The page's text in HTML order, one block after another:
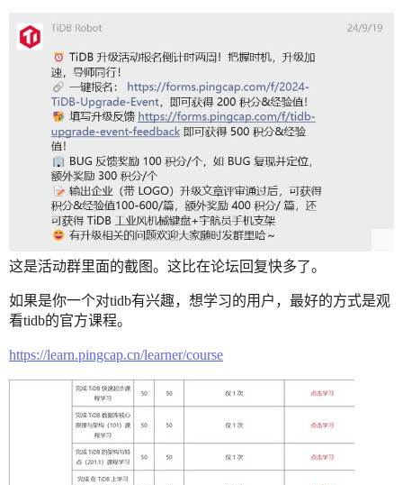
这是活动群里面的截图。这比在论坛回复快多了。
如果是你一个对tidb有兴趣，想学习的用户，最好的方式是观
看tidb的官方课程。
https://learn.pingcap.cn/learner/course